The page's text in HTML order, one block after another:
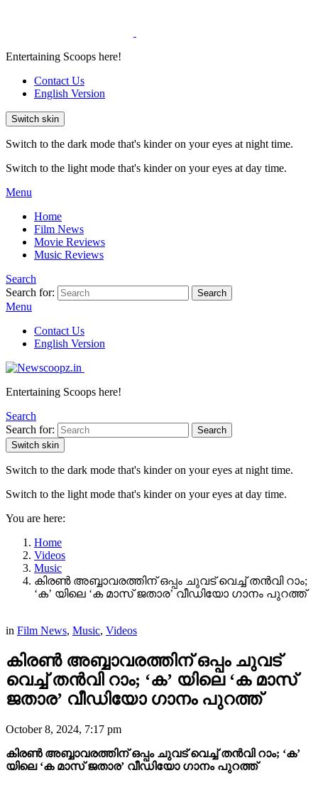
Entertaining Scoops here!
Contact Us
English Version
Switch skin
Switch to the dark mode that's kinder on your eyes at night time.
Switch to the light mode that's kinder on your eyes at day time.
Menu
Home
Film News
Movie Reviews
Music Reviews
Search
Search for:
Search
Menu
Contact Us
English Version
Entertaining Scoops here!
Search
Search for:
Search
Switch skin
Switch to the dark mode that's kinder on your eyes at night time.
Switch to the light mode that's kinder on your eyes at day time.
You are here:
Home
Videos
Music
കിരൺ അബ്ബാവരത്തിന് ഒപ്പം ചുവട് വെച്ച് തൻവി റാം;
‘ക’ യിലെ ‘ക മാസ് ജതാര’ വീഡിയോ ഗാനം പുറത്ത്
in Film News, Music, Videos
കിരൺ അബ്ബാവരത്തിന് ഒപ്പം ചുവട്
വെച്ച് തൻവി റാം; ‘ക’ യിലെ ‘ക മാസ്
ജതാര’ വീഡിയോ ഗാനം പുറത്ത്
October 8, 2024, 7:17 pm
കിരൺ അബ്ബാവരത്തിന് ഒപ്പം ചുവട് വെച്ച് തൻവി റാം; ‘ക’
യിലെ ‘ക മാസ് ജതാര’ വീഡിയോ ഗാനം പുറത്ത്